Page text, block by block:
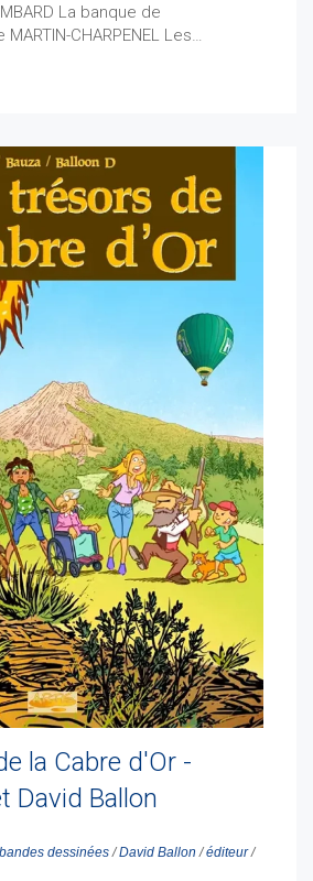
La banque de
CHARPENEL Les…
la Cabre d'Or -
David Ballon
bandes dessinées/David Ballon /éditeur/